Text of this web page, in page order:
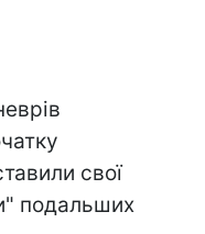
свої
подальших